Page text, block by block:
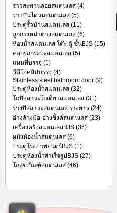
ราวสะพานลอยสแตนเลส (4)
ราวบันไดวนสแตนเลส (5)
ประตูรั้วบ้านสแตนเลส (11)
ลูกกรงหน่าต่างสแตนเลส (6)
ห้องน้ำสแตนเลส โต๊ะ ตู้ ชั้นBJS (15)
คอกรถกระบะสแตนเลส (5)
แผนที่บรรจุ (1)
วีดีโอคลิปบรรจุ (4)
Stainless steel bathroom door (9)
ประตูห้องน้ำสแตนเลส (32)
โถปัสสาวะโถเดี่ยวสแตนเลส (31)
รางปัสสาวะสแตนเลส รางยาว (24)
อ่างล้างมือ-อ่างซิ้งค์สแตนเลส (23)
เครื่องครัวสแตนเลสBJS (36)
ผนังห้องน้ำสแตนเลส (6)
ประตูโรงภาพยนตร์BJS (1)
ประตูห้องน้ำสำเร็จรูปBJS (27)
โถสุขภัณฑ์สแตนเลส (46)